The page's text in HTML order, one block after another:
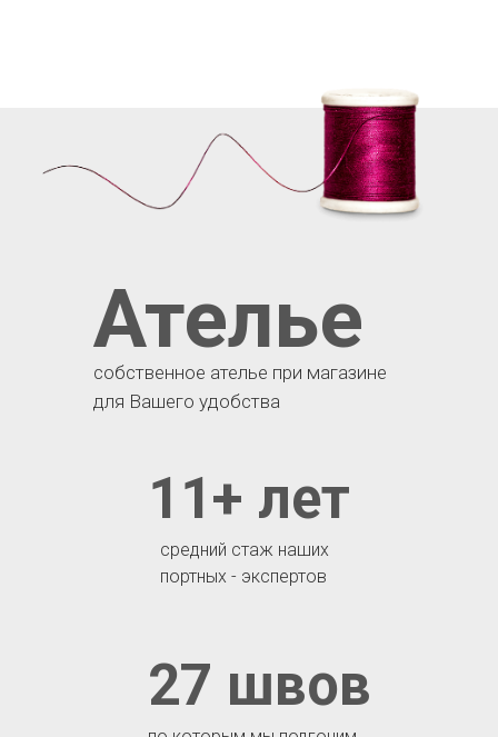
27 швов
средний стаж наших
портных - экспертов
11+ лет
Ателье
собственное ателье при магазине
для Вашего удобства